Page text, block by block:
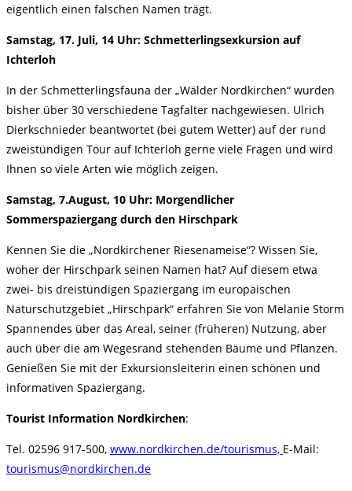
eigentlich einen falschen Namen trägt.
Samstag, 17. Juli, 14 Uhr: Schmetterlingsexkursion auf
Ichterloh
In der Schmetterlingsfauna der „Wälder Nordkirchen“ wurden
bisher über 30 verschiedene Tagfalter nachgewiesen. Ulrich
Dierkschnieder beantwortet (bei gutem Wetter) auf der rund
zweistündigen Tour auf Ichterloh gerne viele Fragen und wird
Ihnen so viele Arten wie möglich zeigen.
Samstag, 7.August, 10 Uhr: Morgendlicher
Sommerspaziergang durch den Hirschpark
Kennen Sie die „Nordkirchener Riesenameise“? Wissen Sie,
woher der Hirschpark seinen Namen hat? Auf diesem etwa
zwei- bis dreistündigen Spaziergang im europäischen
Naturschutzgebiet „Hirschpark“ erfahren Sie von Melanie Storm
Spannendes über das Areal, seiner (früheren) Nutzung, aber
auch über die am Wegesrand stehenden Bäume und Pflanzen.
Genießen Sie mit der Exkursionsleiterin einen schönen und
informativen Spaziergang.
Tourist Information Nordkirchen:
Tel. 02596 917-500, www.nordkirchen.de/tourismus, E-Mail:
tourismus@nordkirchen.de